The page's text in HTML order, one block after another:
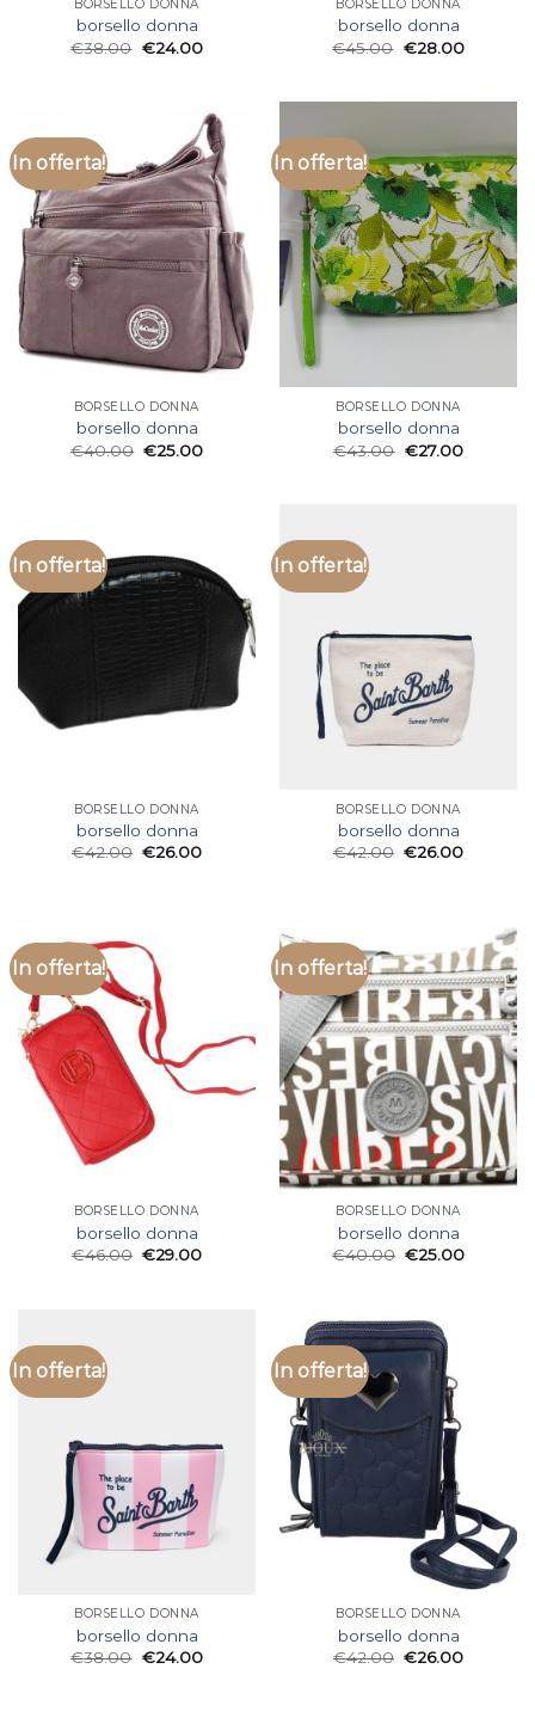
BORSELLO DONNA
borsello donna
€38.00 €24.00
BORSELLO DONNA
borsello donna
€45.00 €28.00
In offerta!
BORSELLO DONNA
borsello donna
€40.00 €25.00
In offerta!
BORSELLO DONNA
borsello donna
€43.00 €27.00
In offerta!
BORSELLO DONNA
borsello donna
€42.00 €26.00
In offerta!
BORSELLO DONNA
borsello donna
€42.00 €26.00
In offerta!
BORSELLO DONNA
borsello donna
€46.00 €29.00
In offerta!
BORSELLO DONNA
borsello donna
€40.00 €25.00
In offerta!
BORSELLO DONNA
borsello donna
€38.00 €24.00
In offerta!
BORSELLO DONNA
borsello donna
€42.00 €26.00